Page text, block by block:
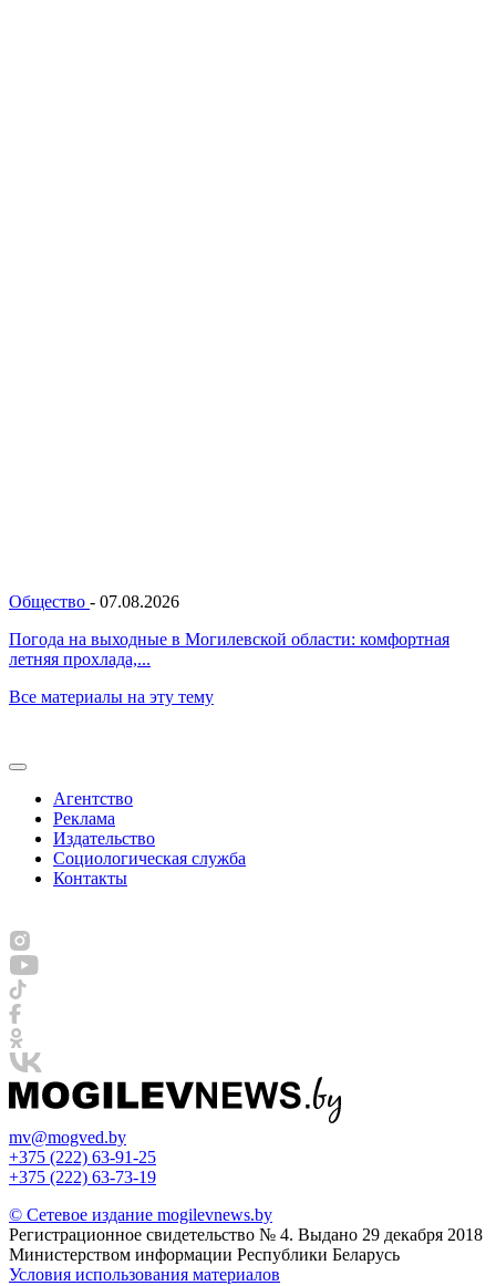
Общество - 07.08.2026
Погода на выходные в Могилевской области: комфортная
летняя прохлада,...
Все материалы на эту тему
Агентство
Реклама
Издательство
Социологическая служба
Контакты
mv@mogved.by
+375 (222) 63-91-25
+375 (222) 63-73-19
© Сетевое издание mogilevnews.by
Регистрационное свидетельство № 4. Выдано 29 декабря 2018
Министерством информации Республики Беларусь
Условия использования материалов